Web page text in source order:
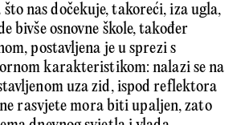
nas dočekuje, takoreći, iza ugla,
bivše osnovne škole, također
postavljena je u sprezi s
karakteristikom: nalazi se na
uza zid, ispod reflektora
rasvjete mora biti upaljen, zato